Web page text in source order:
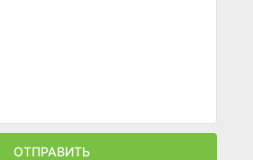
ОТПРАВИТЬ